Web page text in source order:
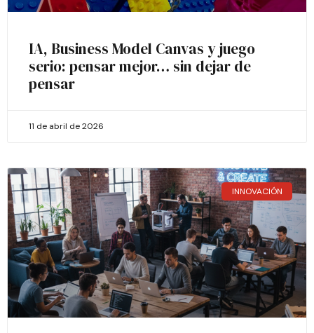
IA, Business Model Canvas y juego
serio: pensar mejor… sin dejar de
pensar
11 de abril de 2026
INNOVACIÓN